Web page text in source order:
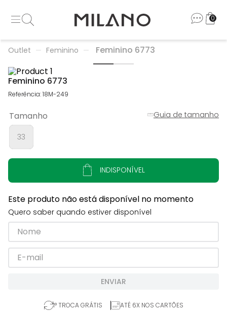
0
Outlet Feminino Feminino 6773
Feminino 6773
Referência:18M-249
Tamanho
33
Guia de tamanho
INDISPONÍVEL
Este produto não está disponível no momento
Quero saber quando estiver disponível
ENVIAR
1° TROCA GRÁTIS ATÉ 6X NOS CARTÕES